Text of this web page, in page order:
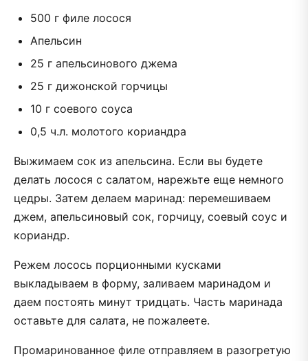
500 г филе лосося
Апельсин
25 г апельсинового джема
25 г дижонской горчицы
10 г соевого соуса
0,5 ч.л. молотого кориандра
Выжимаем сок из апельсина. Если вы будете
делать лосося с салатом, нарежьте еще немного
цедры. Затем делаем маринад: перемешиваем
джем, апельсиновый сок, горчицу, соевый соус и
кориандр.
Режем лосось порционными кусками
выкладываем в форму, заливаем маринадом и
даем постоять минут тридцать. Часть маринада
оставьте для салата, не пожалеете.
Промаринованное филе отправляем в разогретую